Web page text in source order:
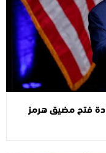
فتح مضيق هرمز